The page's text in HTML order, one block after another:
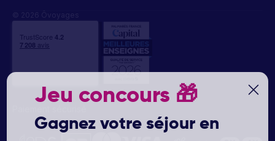
Jeu concours 🎁
Gagnez votre séjour en